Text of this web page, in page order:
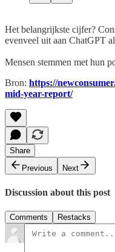
Het belangrijkste cijfer?
evenveel uit aan ChatGPT
Mensen stemmen met hun
Bron: https://
mid-year-report/
Share
Previous
Next
Discussion about this post
Comments Restacks